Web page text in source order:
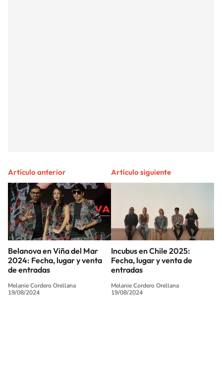
Artículo anterior
Belanova en Viña del Mar
2024: Fecha, lugar y venta
de entradas
Melanie Cordero Orellana
19/08/2024
Artículo siguiente
Incubus en Chile 2025:
Fecha, lugar y venta de
entradas
Melanie Cordero Orellana
19/08/2024